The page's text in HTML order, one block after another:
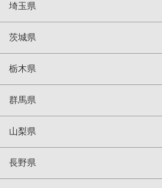
埼玉県
茨城県
栃木県
群馬県
山梨県
長野県